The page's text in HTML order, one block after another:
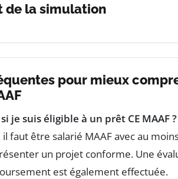
de la simulation
pour mieux
je suis éligible à un prêt CE MAAF ?
faut être salarié MAAF avec au
un projet conforme. Une
est également effectuée.